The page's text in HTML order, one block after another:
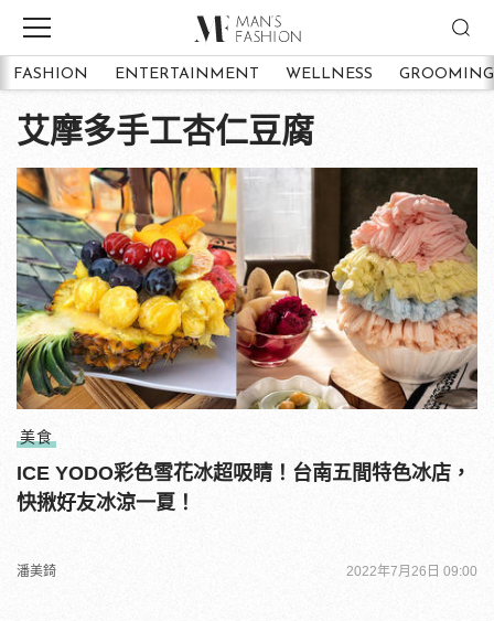
FASHION ENTERTAINMENT WELLNESS GROOMING
艾摩多手工杏仁豆腐
美食
ICE YODO彩色雪花冰超吸睛！台南五間特色冰店，
快揪好友冰涼一夏！
潘美錡 2022年7月26日 09:00